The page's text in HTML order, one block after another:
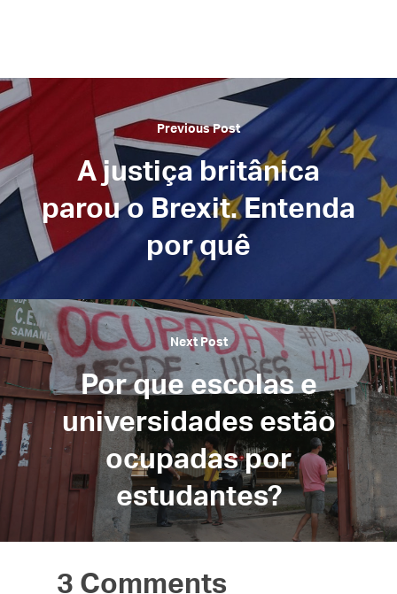
Previous Post
A justiça britânica
parou o Brexit. Entenda
por quê
Next Post
Por que escolas e
universidades estão
ocupadas por
estudantes?
3 Comments